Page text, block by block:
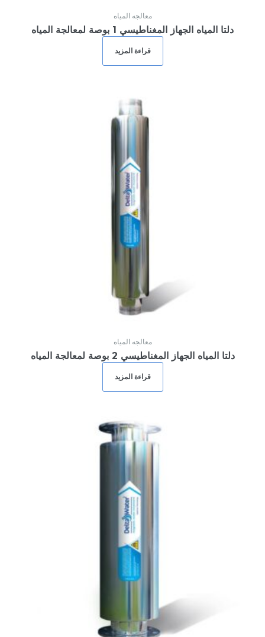
معالجه المياه
دلتا المياه الجهاز المغناطيسي 1 بوصة لمعالجة المياه
قراءة المزيد
معالجه المياه
دلتا المياه الجهاز المغناطيسي 2 بوصة لمعالجة المياه
قراءة المزيد